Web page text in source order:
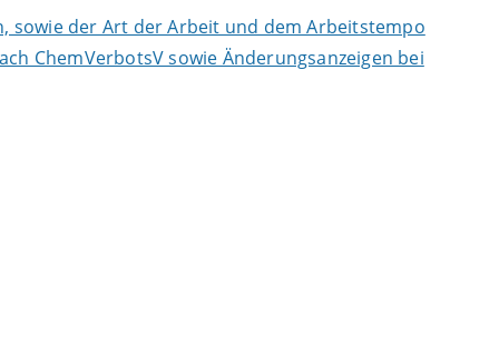
sowie der Art der Arbeit und dem Arbeitstempo
ChemVerbotsV sowie Änderungsanzeigen bei